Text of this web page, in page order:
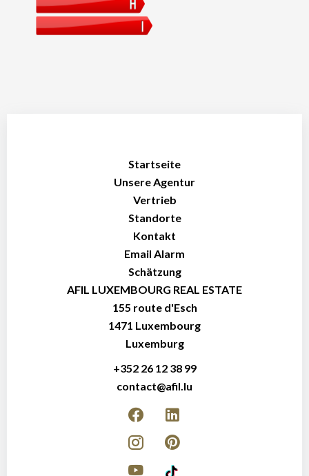
Startseite
Unsere Agentur
Vertrieb
Standorte
Kontakt
Email Alarm
Schätzung
AFIL LUXEMBOURG REAL ESTATE
155 route d'Esch
1471 Luxembourg
Luxemburg
+352 26 12 38 99
contact@afil.lu